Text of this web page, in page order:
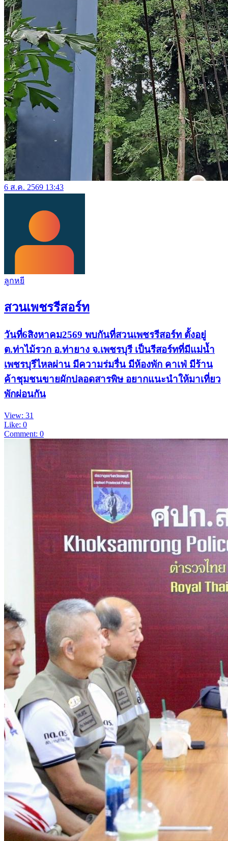
6 ส.ค. 2569 13:43
ลูกหยี
สวนเพชรรีสอร์ท
วันที่6สิงหาคม2569 พบกันที่สวนเพชรรีสอร์ท ตั้งอยู่
ต.ท่าไม้รวก อ.ท่ายาง จ.เพชรบุรี เป็นรีสอร์ทที่มีแม่น้ำ
เพชรบุรีไหลผ่าน มีความร่มรื่น มีห้องพัก คาเฟ่ มีร้าน
ค้าชุมชนขายผักปลอดสารพิษ อยากแนะนำให้มาเที่ยว
พักผ่อนกัน
View: 31
Like: 0
Comment: 0